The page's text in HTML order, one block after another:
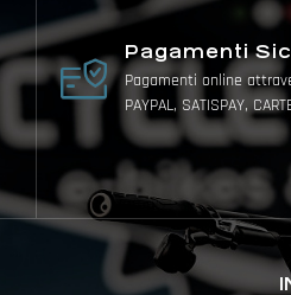
Pagamenti
Pagamenti online
PAYPAL, SATISPAY,